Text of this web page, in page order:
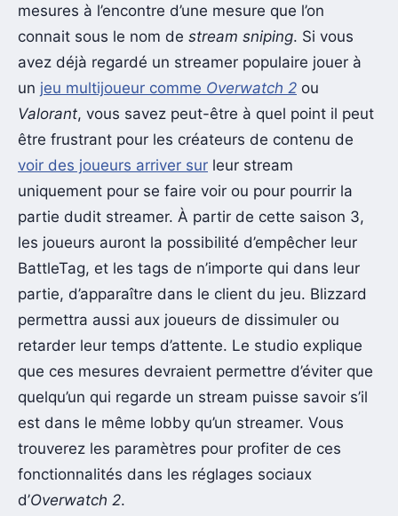
mesures à l’encontre d’une mesure que l’on
connait sous le nom de stream sniping. Si vous
avez déjà regardé un streamer populaire jouer à
un jeu multijoueur comme Overwatch 2 ou
Valorant, vous savez peut-être à quel point il peut
être frustrant pour les créateurs de contenu de
voir des joueurs arriver sur leur stream
uniquement pour se faire voir ou pour pourrir la
partie dudit streamer. À partir de cette saison 3,
les joueurs auront la possibilité d’empêcher leur
BattleTag, et les tags de n’importe qui dans leur
partie, d’apparaître dans le client du jeu. Blizzard
permettra aussi aux joueurs de dissimuler ou
retarder leur temps d’attente. Le studio explique
que ces mesures devraient permettre d’éviter que
quelqu’un qui regarde un stream puisse savoir s’il
est dans le même lobby qu’un streamer. Vous
trouverez les paramètres pour profiter de ces
fonctionnalités dans les réglages sociaux
d’Overwatch 2.